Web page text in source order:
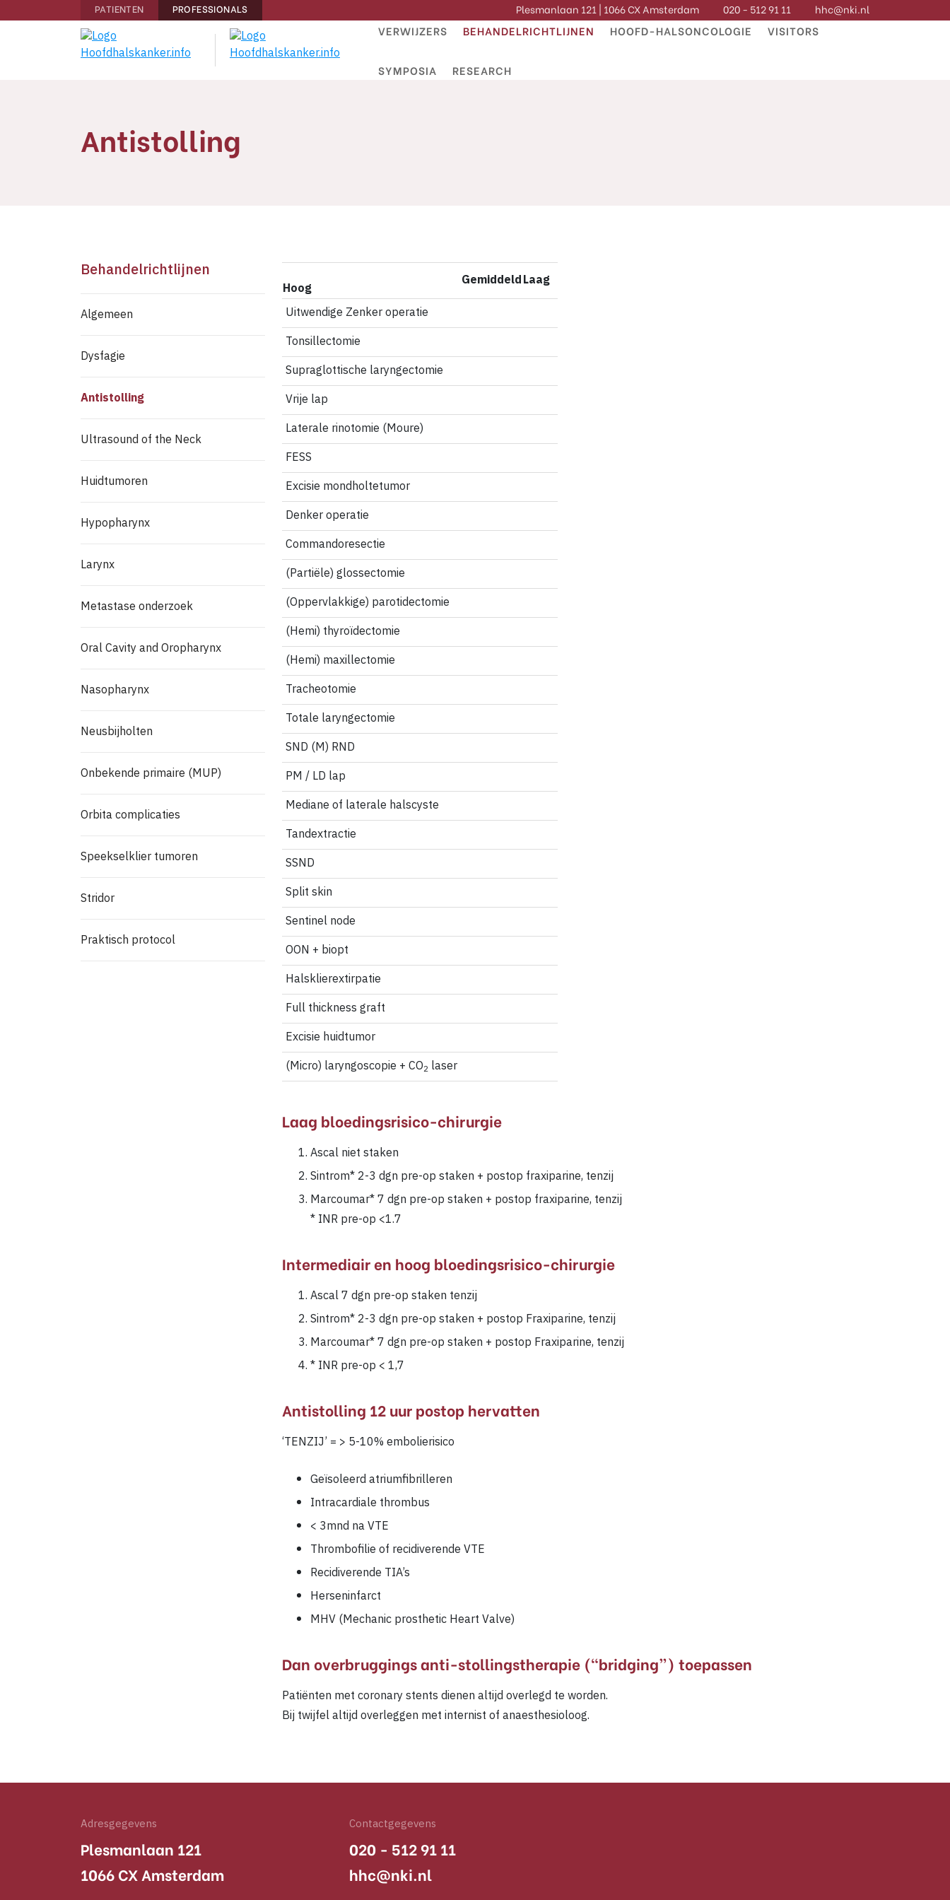
PATIENTEN PROFESSIONALS Plesmanlaan 121 | 1066 CX Amsterdam 020 - 512 91 11 hhc@nki.nl
VERWIJZERS BEHANDELRICHTLIJNEN HOOFD-HALSONCOLOGIE VISITORS
SYMPOSIA RESEARCH
Antistolling
Behandelrichtlijnen
Algemeen
Dysfagie
Antistolling
Ultrasound of the Neck
Huidtumoren
Hypopharynx
Larynx
Metastase onderzoek
Oral Cavity and Oropharynx
Nasopharynx
Neusbijholten
Onbekende primaire (MUP)
Orbita complicaties
Speekselklier tumoren
Stridor
Praktisch protocol
Hoog GemiddeldLaag
Uitwendige Zenker operatie
Tonsillectomie
Supraglottische laryngectomie
Vrije lap
Laterale rinotomie (Moure)
FESS
Excisie mondholtetumor
Denker operatie
Commandoresectie
(Partiële) glossectomie
(Oppervlakkige) parotidectomie
(Hemi) thyroïdectomie
(Hemi) maxillectomie
Tracheotomie
Totale laryngectomie
SND (M) RND
PM / LD lap
Mediane of laterale halscyste
Tandextractie
SSND
Split skin
Sentinel node
OON + biopt
Halsklierextirpatie
Full thickness graft
Excisie huidtumor
(Micro) laryngoscopie + CO2 laser
Laag bloedingsrisico-chirurgie
Ascal niet staken
Sintrom* 2-3 dgn pre-op staken + postop fraxiparine, tenzij
Marcoumar* 7 dgn pre-op staken + postop fraxiparine, tenzij
* INR pre-op <1.7
Intermediair en hoog bloedingsrisico-chirurgie
Ascal 7 dgn pre-op staken tenzij
Sintrom* 2-3 dgn pre-op staken + postop Fraxiparine, tenzij
Marcoumar* 7 dgn pre-op staken + postop Fraxiparine, tenzij
* INR pre-op < 1,7
Antistolling 12 uur postop hervatten
‘TENZIJ’ = > 5-10% embolierisico
Geïsoleerd atriumfibrilleren
Intracardiale thrombus
< 3mnd na VTE
Thrombofilie of recidiverende VTE
Recidiverende TIA’s
Herseninfarct
MHV (Mechanic prosthetic Heart Valve)
Dan overbruggings anti-stollingstherapie (“bridging”) toepassen
Patiënten met coronary stents dienen altijd overlegd te worden.
Bij twijfel altijd overleggen met internist of anaesthesioloog.
Adresgegevens
Plesmanlaan 121
1066 CX Amsterdam
Contactgegevens
020 - 512 91 11
hhc@nki.nl